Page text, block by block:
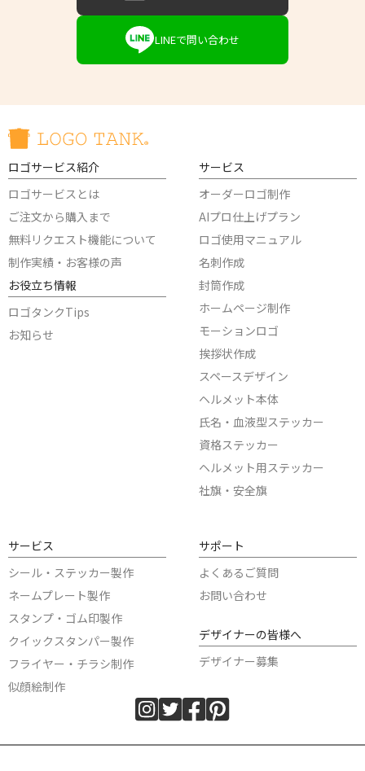
LINEで問い合わせ
ロゴサービス紹介
ロゴサービスとは
ご注文から購入まで
無料リクエスト機能について
制作実績・お客様の声
お役立ち情報
ロゴタンクTips
お知らせ
サービス
オーダーロゴ制作
AIプロ仕上げプラン
ロゴ使用マニュアル
名刺作成
封筒作成
ホームページ制作
モーションロゴ
挨拶状作成
スペースデザイン
ヘルメット本体
氏名・血液型ステッカー
資格ステッカー
ヘルメット用ステッカー
社旗・安全旗
サービス
シール・ステッカー製作
ネームプレート製作
スタンプ・ゴム印製作
クイックスタンパー製作
フライヤー・チラシ制作
似顔絵制作
サポート
よくあるご質問
お問い合わせ
デザイナーの皆様へ
デザイナー募集